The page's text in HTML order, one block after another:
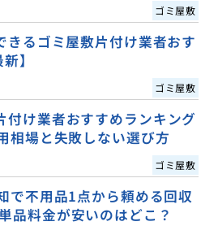
ゴミ屋敷
きるゴミ屋敷片付け業者おす
】
ゴミ屋敷
付け業者おすすめランキング
相場と失敗しない選び方
ゴミ屋敷
で不用品1点から頼める回収
品料金が安いのはどこ？